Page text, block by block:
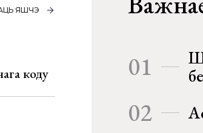
ЯШЧЭ
коду 01
02